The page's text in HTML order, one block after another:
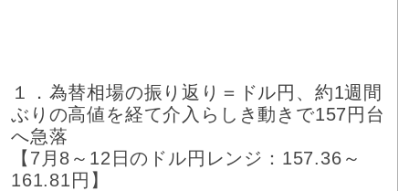
１．為替相場の振り返り＝ドル円、約1週間
ぶりの高値を経て介入らしき動きで157円台
へ急落
【7月8～12日のドル円レンジ：157.36～
161.81円】